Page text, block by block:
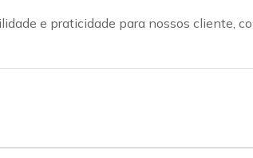
e praticidade para nossos cliente,